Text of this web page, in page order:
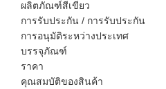
ผลิตภัณฑ์สีเขียว
การรับประกัน / การรับประกัน
การอนุมัติระหว่างประเทศ
บรรจุภัณฑ์
ราคา
คุณสมบัติของสินค้า